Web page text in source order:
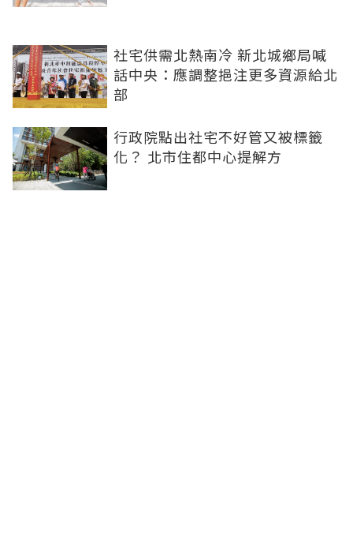
社宅供需北熱南冷 新北城鄉局喊
話中央：應調整挹注更多資源給北
部
行政院點出社宅不好管又被標籤
化？ 北市住都中心提解方